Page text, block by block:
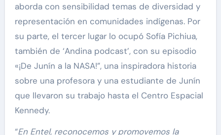
aborda con sensibilidad temas de diversidad y
representación en comunidades indígenas. Por
su parte, el tercer lugar lo ocupó Sofía Pichiua,
también de ‘Andina podcast’, con su episodio
«¡De Junín a la NASA!”, una inspiradora historia
sobre una profesora y una estudiante de Junín
que llevaron su trabajo hasta el Centro Espacial
Kennedy.
“En Entel, reconocemos y promovemos la